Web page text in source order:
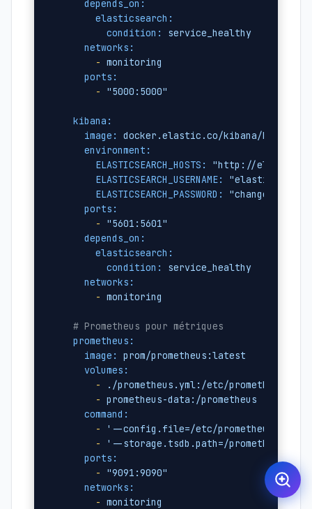
depends_on:
elasticsearch:
condition:
service_healthy
networks:
- monitoring
ports:
-
"5000:5000"
kibana:
image:
docker.elastic.co/kibana/
environment:
ELASTICSEARCH_HOSTS:
"http://
ELASTICSEARCH_USERNAME:
"elastic"
ELASTICSEARCH_PASSWORD:
"changeme"
ports:
-
"5601:5601"
depends_on:
elasticsearch:
condition:
service_healthy
networks:
- monitoring
# Prometheus pour métriques
prometheus:
image:
prom/prometheus:latest
volumes:
-
./prometheus.yml:/etc/prometheus/
- prometheus-data:/prometheus
command:
-
'--config.file=/etc/prometheus/
-
'--storage.tsdb.path=/prometheus'
ports:
-
"9091:9090"
networks:
- monitoring